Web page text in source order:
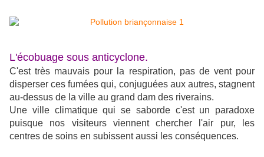
L'écobuage sous anticyclone.
C'est très mauvais pour la respiration, pas de vent pour
disperser ces fumées qui, conjuguées aux autres, stagnent
au-dessus de la ville au grand dam des riverains.
Une ville climatique qui se saborde c'est un paradoxe
puisque nos visiteurs viennent chercher l'air pur, les
centres de soins en subissent aussi les conséquences.